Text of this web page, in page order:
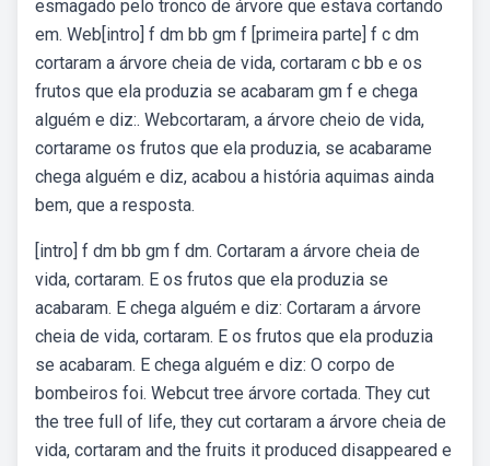
esmagado pelo tronco de árvore que estava cortando
em. Web[intro] f dm bb gm f [primeira parte] f c dm
cortaram a árvore cheia de vida, cortaram c bb e os
frutos que ela produzia se acabaram gm f e chega
alguém e diz:. Webcortaram, a árvore cheio de vida,
cortarame os frutos que ela produzia, se acabarame
chega alguém e diz, acabou a história aquimas ainda
bem, que a resposta.
[intro] f dm bb gm f dm. Cortaram a árvore cheia de
vida, cortaram. E os frutos que ela produzia se
acabaram. E chega alguém e diz: Cortaram a árvore
cheia de vida, cortaram. E os frutos que ela produzia
se acabaram. E chega alguém e diz: O corpo de
bombeiros foi. Webcut tree árvore cortada. They cut
the tree full of life, they cut cortaram a árvore cheia de
vida, cortaram and the fruits it produced disappeared e